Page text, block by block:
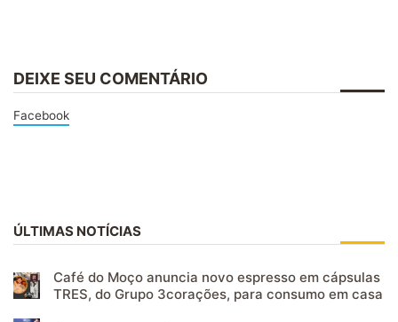
DEIXE SEU COMENTÁRIO
Facebook
ÚLTIMAS NOTÍCIAS
Café do Moço anuncia novo espresso em cápsulas
TRES, do Grupo 3corações, para consumo em casa